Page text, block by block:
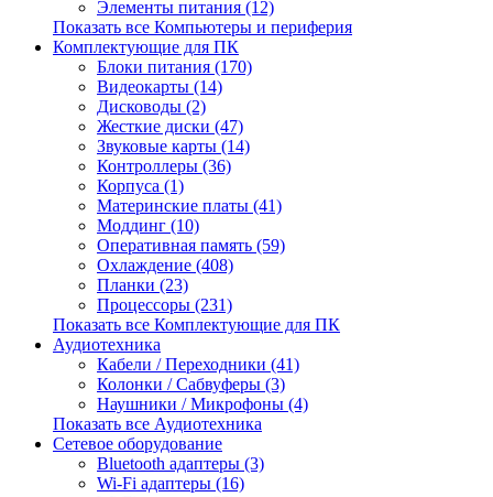
Элементы питания (12)
Показать все Компьютеры и периферия
Комплектующие для ПК
Блоки питания (170)
Видеокарты (14)
Дисководы (2)
Жесткие диски (47)
Звуковые карты (14)
Контроллеры (36)
Корпуса (1)
Материнские платы (41)
Моддинг (10)
Оперативная память (59)
Охлаждение (408)
Планки (23)
Процессоры (231)
Показать все Комплектующие для ПК
Аудиотехника
Кабели / Переходники (41)
Колонки / Сабвуферы (3)
Наушники / Микрофоны (4)
Показать все Аудиотехника
Сетевое оборудование
Bluetooth адаптеры (3)
Wi-Fi адаптеры (16)